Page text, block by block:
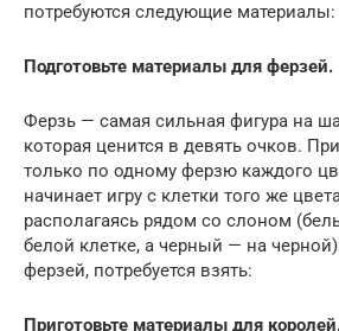
потребуются следующие материалы:
Подготовьте материалы для ферзей.
Ферзь — самая сильная фигура на
которая ценится в девять очков.
только по одному ферзю каждого
начинает игру с клетки того же
располагаясь рядом со слоном
белой клетке, а черный — на
ферзей, потребуется взять:
Приготовьте материалы для